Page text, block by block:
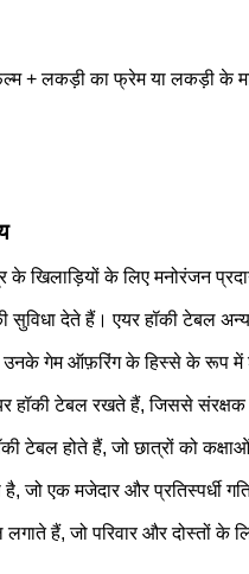
+ लकड़ी का फ्रेम या लकड़ी के
के लिए मनोरंजन
देते हैं। एयर हॉकी टेबल
गेम ऑफ़रिंग के हिस्से के रूप में
हॉकी टेबल रखते हैं, जिससे
टेबल होते हैं, जो छात्रों को
जो एक मजेदार और प्रतिस्पर्धी
हैं, जो परिवार और दोस्तों के